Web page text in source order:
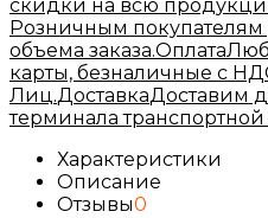
скидки на всю
Розничным
объема заказа.Оплата
карты, безналичные с
Лиц.ДоставкаДоставим
терминала
Характеристики
Описание
Отзывы0